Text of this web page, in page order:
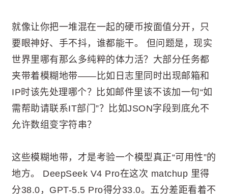
就像让你把一堆混在一起的硬币按面值分开，只
要眼神好、手不抖，谁都能干。 但问题是，现实
世界里哪有那么多纯粹的体力活？大部分任务都
夹带着模糊地带——比如日志里同时出现邮箱和
IP时该先处理哪个？比如邮件里该不该加一句“如
需帮助请联系IT部门”？比如JSON字段到底允不
允许数组变字符串？
这些模糊地带，才是考验一个模型真正“可用性”的
地方。 DeepSeek V4 Pro在这次 matchup 里得
分38.0，GPT-5.5 Pro得分33.0。五分差距看着不